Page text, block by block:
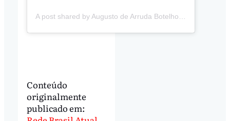
Conteúdo
originalmente
publicado em: